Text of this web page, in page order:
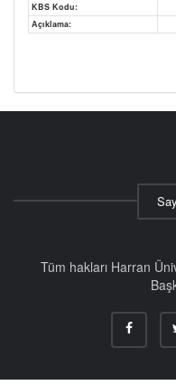
KBS Kodu:
Açıklama:
Tüm hakları Harran